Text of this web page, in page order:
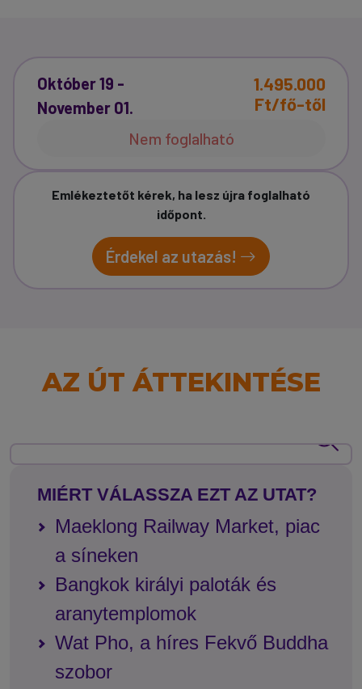
Október 19 -
November 01.
1.495.000
Ft/fő-től
Nem foglalható
Emlékeztetőt kérek, ha lesz újra foglalható
időpont.
Érdekel az utazás!
AZ ÚT ÁTTEKINTÉSE
MIÉRT VÁLASSZA EZT AZ UTAT?
Maeklong Railway Market, piac
a síneken
Bangkok királyi paloták és
aranytemplomok
Wat Pho, a híres Fekvő Buddha
szobor